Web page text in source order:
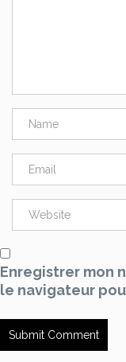
Enregistrer mon
le navigateur